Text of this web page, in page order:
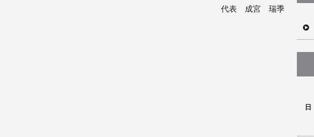
代表 成宮 瑞季
日